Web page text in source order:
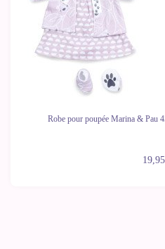
Robe pour poupée Marina & Pau